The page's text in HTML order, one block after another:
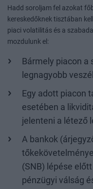
Hadd soroljam fel azokat
kereskedőknek tisztában
piaci volatilitás és a
mozdulunk el:
Bármely piacon a
legnagyobb
Egy adott piacon
esetében a
jelenteni a létező
A bankok
(SNB) lépése
pénzügyi válság